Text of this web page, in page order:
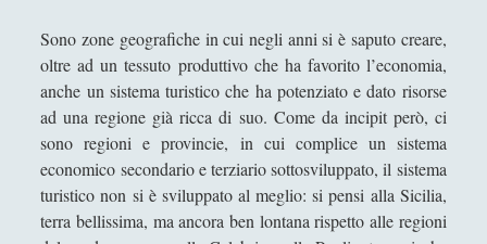
► Un Po’ Di Narrativa(7)
► Attualità(12)
► Azione Filosofica(4)
► Collana di Scuola Filosofica(13)
Sono zone geografiche in cui negli anni si è saputo creare,
oltre ad un tessuto produttivo che ha favorito l’economia,
anche un sistema turistico che ha potenziato e dato risorse
ad una regione già ricca di suo. Come da incipit però, ci
sono regioni e provincie, in cui complice un sistema
economico secondario e terziario sottosviluppato, il sistema
turistico non si è sviluppato al meglio: si pensi alla Sicilia,
terra bellissima, ma ancora ben lontana rispetto alle regioni